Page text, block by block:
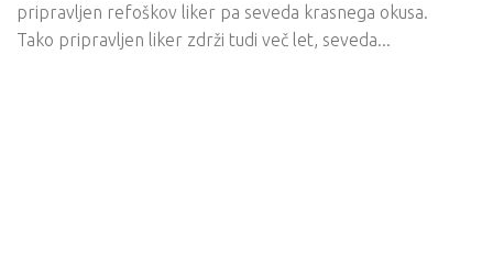
pripravljen refoškov liker pa seveda krasnega okusa.
Tako pripravljen liker zdrži tudi več let, seveda...